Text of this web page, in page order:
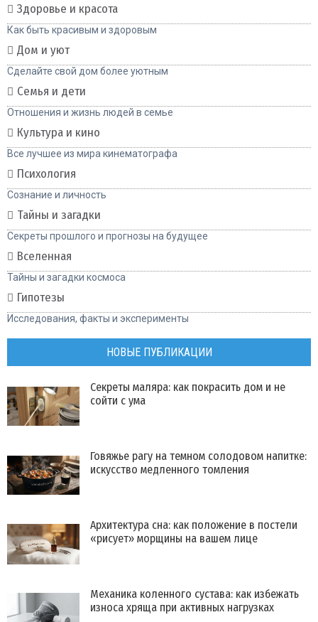
Здоровье и красота
Как быть красивым и здоровым
Дом и уют
Сделайте свой дом более уютным
Семья и дети
Отношения и жизнь людей в семье
Культура и кино
Все лучшее из мира кинематографа
Психология
Сознание и личность
Тайны и загадки
Секреты прошлого и прогнозы на будущее
Вселенная
Тайны и загадки космоса
Гипотезы
Исследования, факты и эксперименты
НОВЫЕ ПУБЛИКАЦИИ
Секреты маляра: как покрасить дом и не
сойти с ума
Говяжье рагу на темном солодовом напитке:
искусство медленного томления
Архитектура сна: как положение в постели
«рисует» морщины на вашем лице
Механика коленного сустава: как избежать
износа хряща при активных нагрузках